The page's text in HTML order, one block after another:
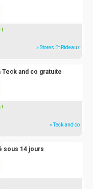
!
» Stores Et Rideaux
and co gratuite
!
» Teck and co
sous 14 jours